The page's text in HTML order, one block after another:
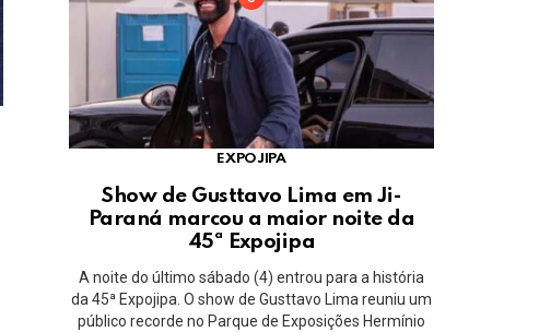
EXPOJIPA
Show de Gusttavo Lima em Ji-
Paraná marcou a maior noite da
45ª Expojipa
A noite do último sábado (4) entrou para a história
da 45ª Expojipa. O show de Gusttavo Lima reuniu um
público recorde no Parque de Exposições Hermínio